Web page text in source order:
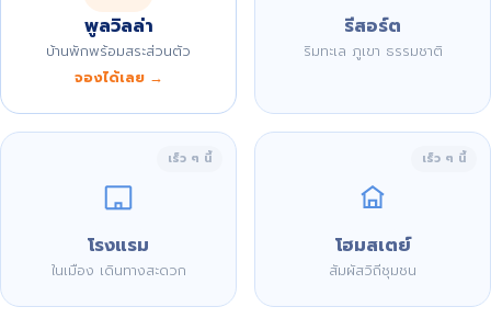
พูลวิลล่า
บ้านพักพร้อมสระส่วนตัว
จองได้เลย →
รีสอร์ต
ริมทะเล ภูเขา ธรรมชาติ
เร็ว ๆ นี้
โรงแรม
ในเมือง เดินทางสะดวก
เร็ว ๆ นี้
โฮมสเตย์
สัมผัสวิถีชุมชน